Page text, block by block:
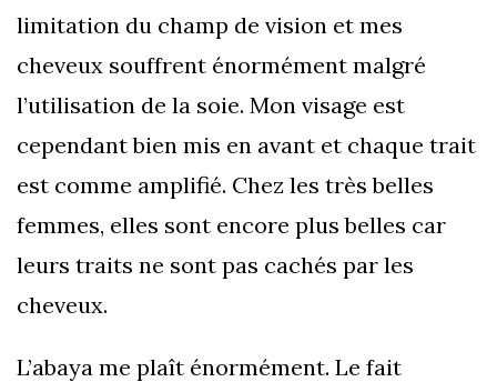
limitation du champ de vision et mes
cheveux souffrent énormément malgré
l’utilisation de la soie. Mon visage est
cependant bien mis en avant et chaque trait
est comme amplifié. Chez les très belles
femmes, elles sont encore plus belles car
leurs traits ne sont pas cachés par les
cheveux.
L’abaya me plaît énormément. Le fait